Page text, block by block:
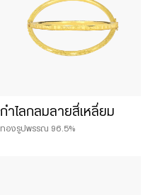
กำไลกลมลายสี่เหลี่ยม
ทองรูปพรรณ 96.5%